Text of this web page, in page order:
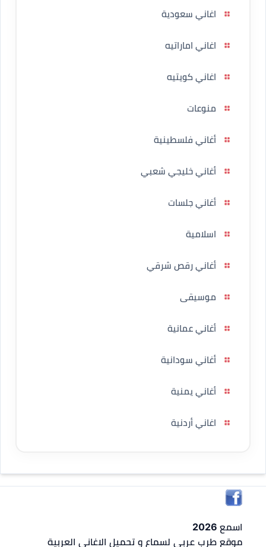
اغاني سعودية
اغاني اماراتيه
اغاني كويتيه
منوعات
أغاني فلسطينية
أغاني خليجي شعبي
أغاني جلسات
اسلامية
أغاني رقص شرقي
موسيقى
أغاني عمانية
أغاني سودانية
أغاني يمنية
اغاني أردنية
اسمع 2026
موقع طرب عربي لسماع و تحميل الاغاني العربية